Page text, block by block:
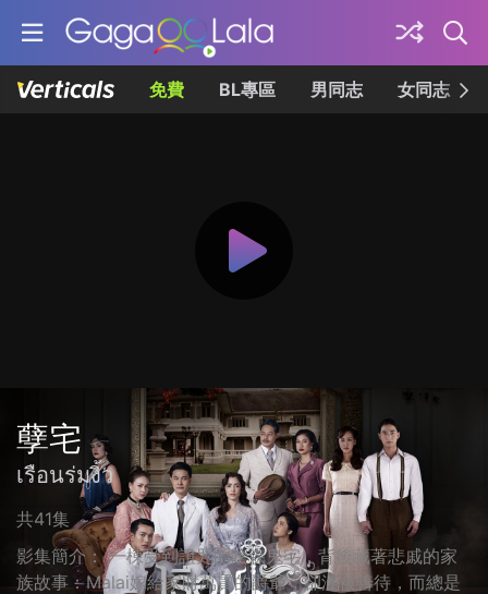
免費 BL專區 男同志 女同志
孽宅
เรือนร่มงิ้ว
共41集
影集簡介： 一棟受到詛咒的陰森鬼宅，背後藏著悲戚的家
族故事：Malai嫁給家財萬貫的爵爺，卻沒被善待，而總是